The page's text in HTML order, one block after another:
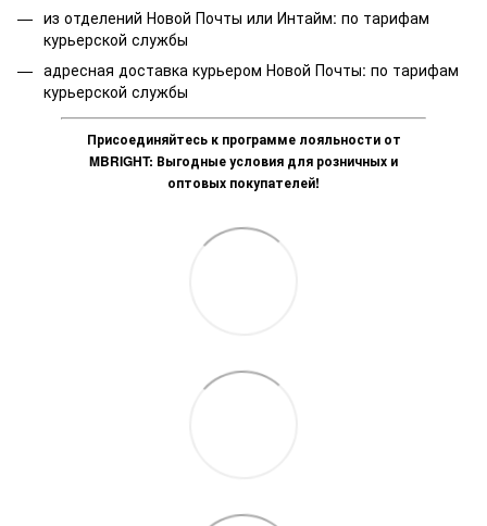
из отделений Новой Почты или Интайм: по тарифам
курьерской службы
адресная доставка курьером Новой Почты: по тарифам
курьерской службы
Присоединяйтесь к программе лояльности от
MBRIGHT: Выгодные условия для розничных и
оптовых покупателей!